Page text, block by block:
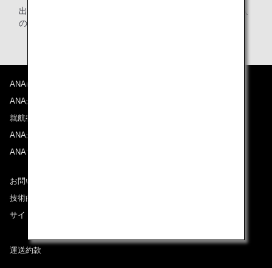
出発前までに情報登録が必要です。予約時または航空券購入
の段階での情報登録にご協力をお願いいたします。
ANAについて
ANAからのお知らせ
就航都市
ANAがお約束する体験
ANAマイレージクラブ
お問い合わせ
技術的なお問い合わせ（推奨環境）
サイトマップ
運送約款